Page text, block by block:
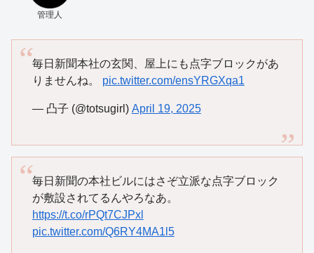
管理人
毎日新聞本社の玄関、屋上にも点字ブロックがあ
りませんね。 pic.twitter.com/ensYRGXqa1
— 凸子 (@totsugirl) April 19, 2025
毎日新聞の本社ビルにはさぞ立派な点字ブロック
が敷設されてるんやろなあ。
https://t.co/rPQt7CJPxl
pic.twitter.com/Q6RY4MA1l5